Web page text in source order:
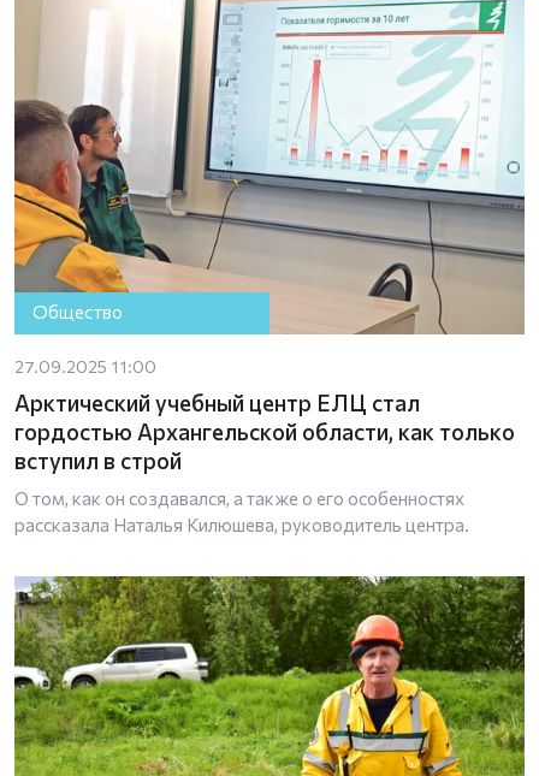
Общество
27.09.2025 11:00
Арктический учебный центр ЕЛЦ стал
гордостью Архангельской области, как только
вступил в строй
О том, как он создавался, а также о его особенностях
рассказала Наталья Килюшева, руководитель центра.